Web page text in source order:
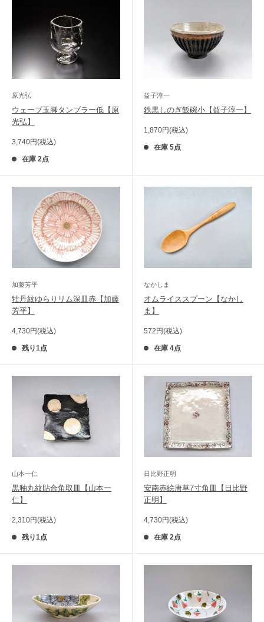
原光弘
ウェーブ玉脚タンブラー低【原
光弘】
販
売
価
格
3,740円(税込)
在庫 2点
益子淳一
鉄黒しのぎ飯碗小【益子淳一】
販
売
価
格
1,870円(税込)
在庫 5点
加藤芳平
牡丹紋ゆらりリム深皿赤【加藤
芳平】
販
売
価
格
4,730円(税込)
残り1点
なかしま
オムライススプーン【なかし
ま】
販
価
格
572円(税込)
在庫 4点
山本一仁
黒釉丸紋貼合角取皿【山本一
仁】
販
売
価
格
2,310円(税込)
残り1点
日比野正明
安南赤絵唐草7寸角皿【日比野
正明】
販
売
価
格
4,730円(税込)
在庫 2点